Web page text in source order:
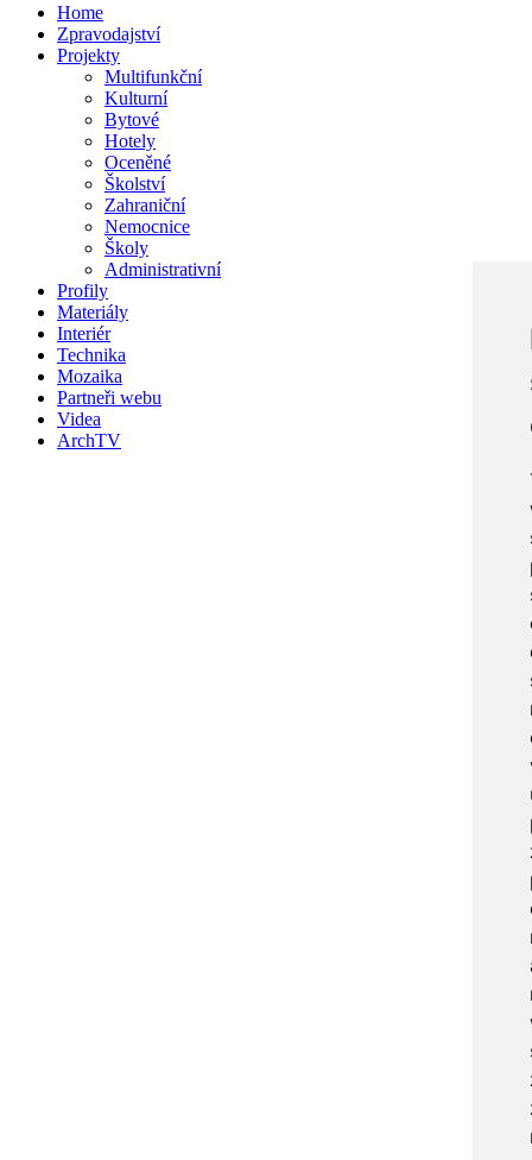
Home
Zpravodajství
Projekty
Multifunkční
Kulturní
Bytové
Hotely
Oceněné
Školství
Zahraniční
Nemocnice
Školy
Administrativní
Profily
Materiály
Interiér
Technika
Mozaika
Partneři webu
Videa
ArchTV